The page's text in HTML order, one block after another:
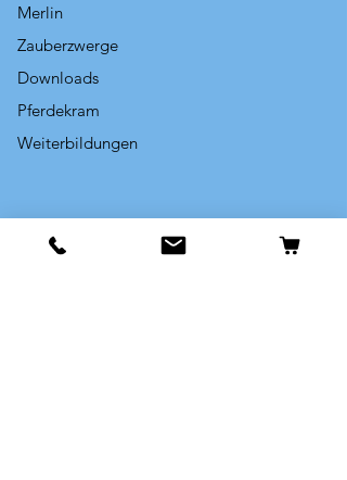
Merlin
Zauberzwerge
Downloads
Pferdekram
Weiterbildungen